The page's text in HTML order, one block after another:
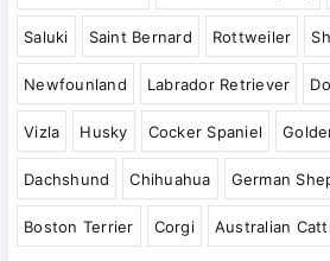
Saluki Saint Bernard Rottweiler
Newfounland Labrador Retriever
Vizla Husky Cocker Spaniel
Dachshund Chihuahua German
Boston Terrier Corgi Australian